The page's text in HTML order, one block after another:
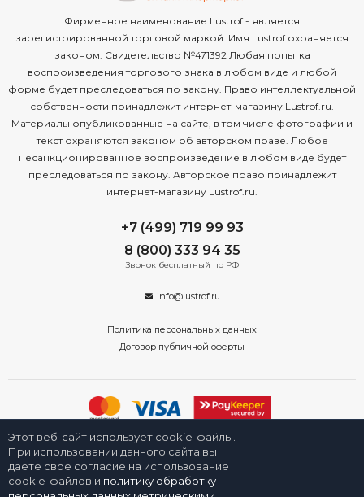
Фирменное наименование Lustrof - является
зарегистрированной торговой маркой. Имя Lustrof охраняется
законом. Свидетельство №471392 Любая попытка
воспроизведения торгового знака в любом виде и любой
форме будет преследоваться по закону. Право интеллектуальной
собственности принадлежит интернет-магазину Lustrof.ru.
Материалы опубликованные на сайте, в том числе фотографии и
текст охраняются законом об авторском праве. Любое
несанкционированное воспроизведение в любом виде будет
преследоваться по закону. Авторское право принадлежит
интернет-магазину Lustrof.ru.
+7 (499) 719 99 93
8 (800) 333 94 35
Звонок бесплатный по РФ
info@lustrof.ru
Политика персональных данных
Договор публичной оферты
2008-2026 © Интернет-магазин «Люстроф» в Новосибирске - приборы
освещения для дома и улицы. Все права защищены.
Этот веб-сайт использует cookie-файлы.
При использовании данного сайта вы
даете свое согласие на использование
cookie-файлов и политику обработку